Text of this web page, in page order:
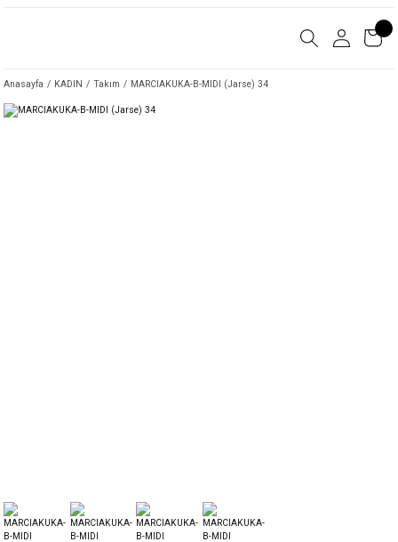
Anasayfa KADIN Takım MARCIAKUKA-B-MIDI (Jarse) 34